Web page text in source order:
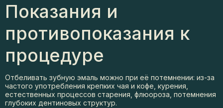
Показания и
противопоказания к
процедуре
Отбеливать зубную эмаль можно при её потемнении: из-за
частого употребления крепких чая и кофе, курения,
естественных процессов старения, флюороза, потемнения
глубоких дентиновых структур.